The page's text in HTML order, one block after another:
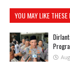
YOU MAY LIKE